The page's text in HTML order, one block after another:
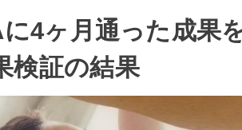
4ヶ月通った成果
検証の結果